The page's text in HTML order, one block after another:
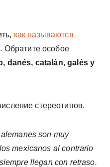
как называются
. Обратите особое
danés, catalán, galés y
стереотипов.
son muy
mexicanos al contrario
llegan con retraso.